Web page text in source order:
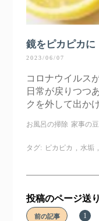
鏡をピカピカに
2023/06/07
コロナウイルス
日常が戻りつつ
クを外して出か
お風呂の掃除 家事の
タグ: ピカピカ , 水垢 ,
投稿のページ送り
前の記事 1